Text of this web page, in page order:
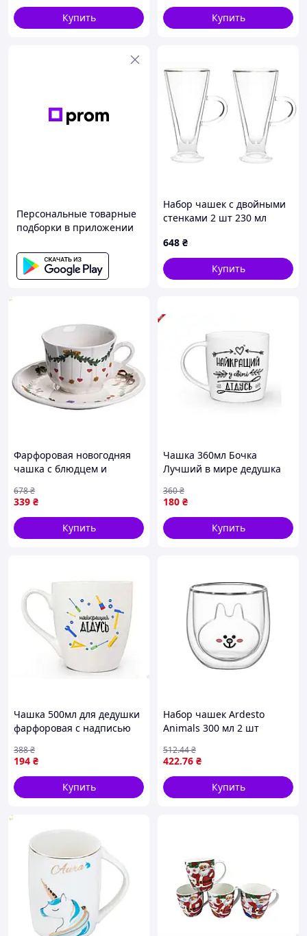
Купить
Купить
Персональные товарные
подборки в приложении
Набор чашек с двойными
стенками 2 шт 230 мл
648 ₴
Купить
Фарфоровая новогодняя
чашка с блюдцем и
"Гирлянда волшебства"
YY78-11A-4
339 ₴
678₴
Купить
Чашка 360мл Бочка
Лучший в мире дедушка
упаковке ТМ KVARTA
180 ₴
360₴
Купить
Чашка 500мл для дедушки
фарфоровая с надписью
и кофе
194 ₴
388₴
Купить
Набор чашек Ardesto
Animals 300 мл 2 шт
422.76 ₴
512.44₴
Купить